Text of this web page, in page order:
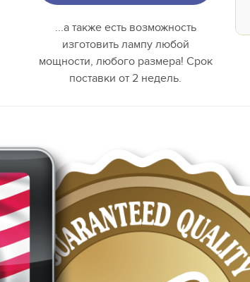
...а также есть возможность
изготовить лампу любой
мощности, любого размера! Срок
поставки от 2 недель.